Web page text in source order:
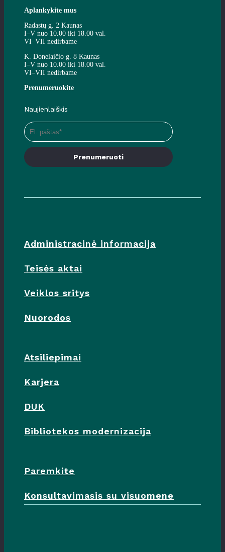
Aplankykite mus
Radastų g. 2 Kaunas
I–V nuo 10.00 iki 18.00 val.
VI–VII nedirbame
K. Donelaičio g. 8 Kaunas
I–V nuo 10.00 iki 18.00 val.
VI–VII nedirbame
Prenumeruokite
Naujienlaiškis
Prenumeruoti
Administracinė informacija
Teisės aktai
Veiklos sritys
Nuorodos
Atsiliepimai
Karjera
DUK
Bibliotekos modernizacija
Paremkite
Konsultavimasis su visuomene